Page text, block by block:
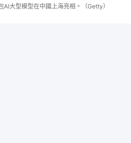
大型模型在中國上海亮相。（Getty）